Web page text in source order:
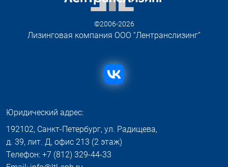
©2006-2026
Лизинговая компания ООО “Лентранслизинг”
Юридический адрес:
192102, Санкт-Петербург, ул. Радищева,
д. 39, лит. Д, офис 213 (2 этаж)
Телефон: +7 (812) 329-44-33